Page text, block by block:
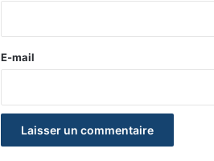
e
E-mail